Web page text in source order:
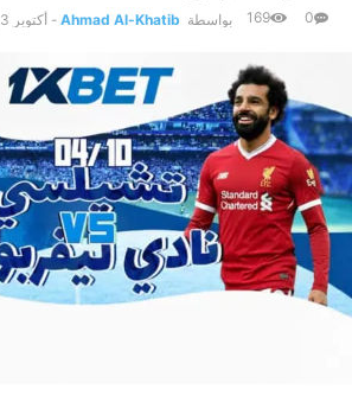
بواسطة Ahmad Al-Khatib
- أكتوبر 3, 2025 0
169